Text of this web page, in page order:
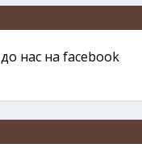
нас на facebook